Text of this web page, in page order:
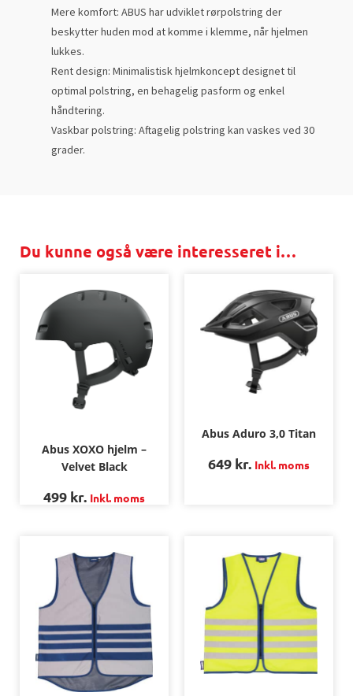
Mere komfort: ABUS har udviklet rørpolstring der
beskytter huden mod at komme i klemme, når hjelmen
lukkes.
Rent design: Minimalistisk hjelmkoncept designet til
optimal polstring, en behagelig pasform og enkel
håndtering.
Vaskbar polstring: Aftagelig polstring kan vaskes ved 30
grader.
Du kunne også være interesseret i…
Abus XOXO hjelm –
Velvet Black
499 kr. Inkl. moms
Abus Aduro 3,0 Titan
649 kr. Inkl. moms